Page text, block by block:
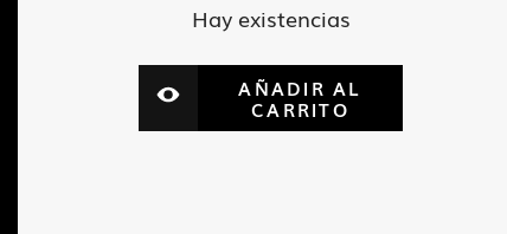
Hay existencias
AÑADIR AL
CARRITO